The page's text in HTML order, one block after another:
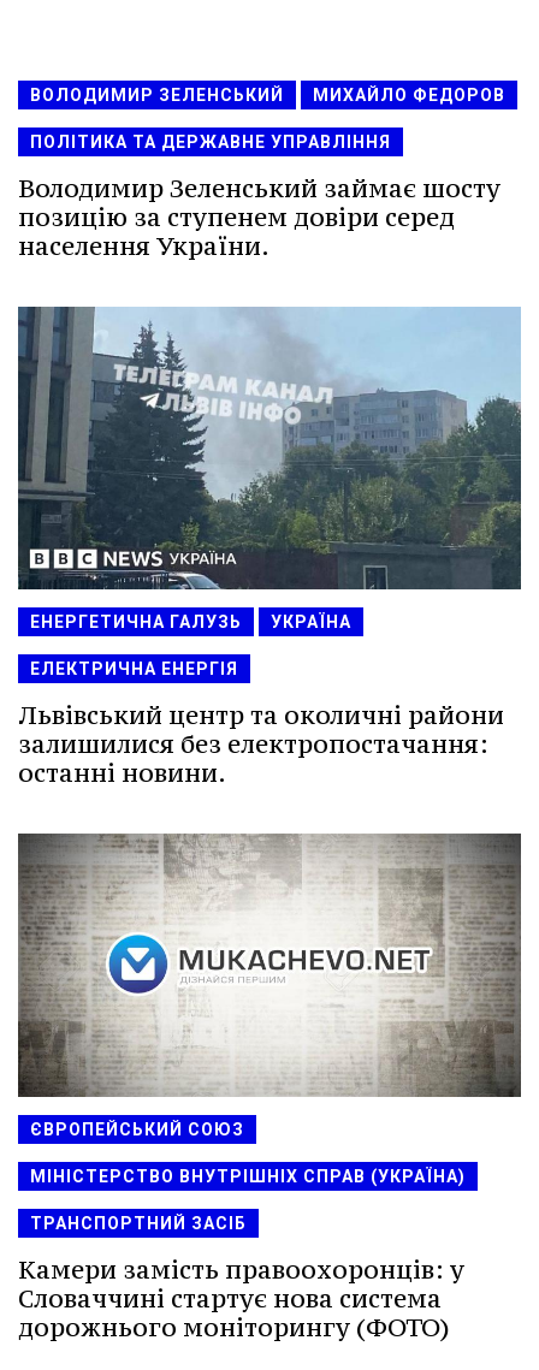
ВОЛОДИМИР ЗЕЛЕНСЬКИЙ МИХАЙЛО ФЕДОРОВ
ПОЛІТИКА ТА ДЕРЖАВНЕ УПРАВЛІННЯ
Володимир Зеленський займає шосту
позицію за ступенем довіри серед
населення України.
ЕНЕРГЕТИЧНА ГАЛУЗЬ УКРАЇНА
ЕЛЕКТРИЧНА ЕНЕРГІЯ
Львівський центр та околичні райони
залишилися без електропостачання:
останні новини.
ЄВРОПЕЙСЬКИЙ СОЮЗ
МІНІСТЕРСТВО ВНУТРІШНІХ СПРАВ (УКРАЇНА)
ТРАНСПОРТНИЙ ЗАСІБ
Камери замість правоохоронців: у
Словаччині стартує нова система
дорожнього моніторингу (ФОТО)